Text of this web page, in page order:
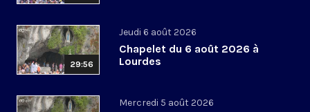
29:56
Jeudi 6 août 2026
Chapelet du 6 août 2026 à
Lourdes
Mercredi 5 août 2026